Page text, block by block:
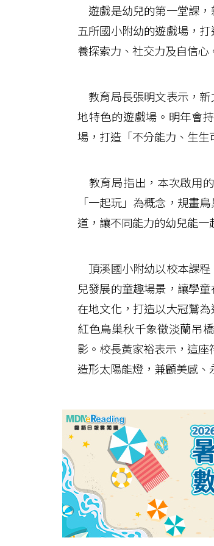
遊戲是幼兒的第一堂課，
五所國小附幼的遊戲場，
養探索力、社交力及自信心
教育局長張明文表示，
地特色的遊戲場。明年會
場，打造「不分能力、生生
教育局指出，本次啟用
「一起玩」為概念，規畫
道，讓不同能力的幼兒能一
頂溪國小附幼以校本課程
兒發展的童趣場景，讓學
在地文化，打造以大冠鷲
紅色鳥巢秋千象徵淡蘭吊
影。校長黃家裕表示，這
造形太陽能燈，兼顧美感、